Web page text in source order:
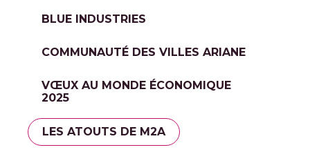
BLUE INDUSTRIES
COMMUNAUTÉ DES VILLES ARIANE
VŒUX AU MONDE ÉCONOMIQUE
2025
LES ATOUTS DE M2A